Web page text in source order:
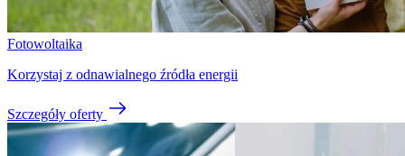
Fotowoltaika
Korzystaj z odnawialnego źródła energii
Szczegóły oferty